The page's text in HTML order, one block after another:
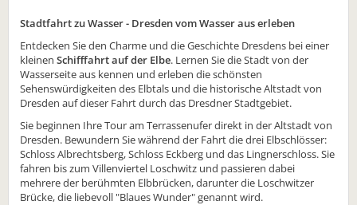
Stadtfahrt zu Wasser - Dresden vom Wasser aus erleben
Entdecken Sie den Charme und die Geschichte Dresdens bei einer
kleinen Schifffahrt auf der Elbe. Lernen Sie die Stadt von der
Wasserseite aus kennen und erleben die schönsten
Sehenswürdigkeiten des Elbtals und die historische Altstadt von
Dresden auf dieser Fahrt durch das Dresdner Stadtgebiet.
Sie beginnen Ihre Tour am Terrassenufer direkt in der Altstadt von
Dresden. Bewundern Sie während der Fahrt die drei Elbschlösser:
Schloss Albrechtsberg, Schloss Eckberg und das Lingnerschloss. Sie
fahren bis zum Villenviertel Loschwitz und passieren dabei
mehrere der berühmten Elbbrücken, darunter die Loschwitzer
Brücke, die liebevoll "Blaues Wunder" genannt wird.